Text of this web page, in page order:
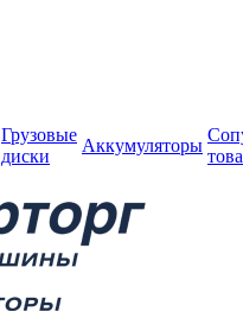
Грузовые
диски
Аккумуляторы